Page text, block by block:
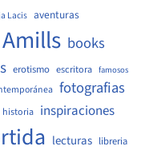
Lacis aventuras
books
erotismo escritora famosos
fotografias
historia inspiraciones
lecturas libreria